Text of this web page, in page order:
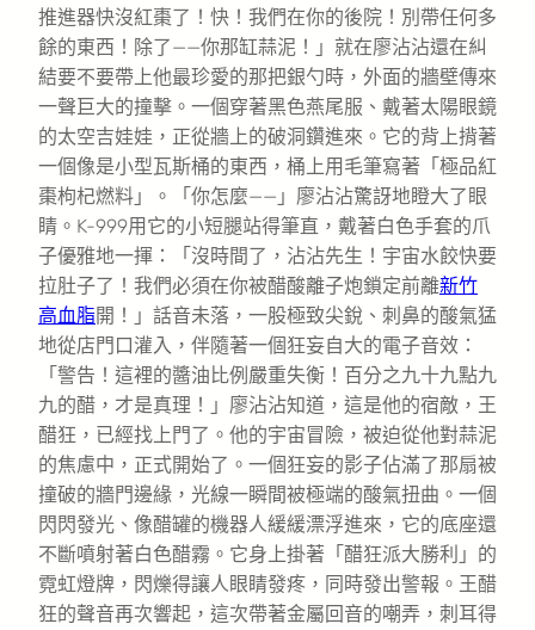
推進器快沒紅棗了！快！我們在你的後院！別帶任何多
餘的東西！除了——你那缸蒜泥！」就在廖沾沾還在糾
結要不要帶上他最珍愛的那把銀勺時，外面的牆壁傳來
一聲巨大的撞擊。一個穿著黑色燕尾服、戴著太陽眼鏡
的太空吉娃娃，正從牆上的破洞鑽進來。它的背上揹著
一個像是小型瓦斯桶的東西，桶上用毛筆寫著「極品紅
棗枸杞燃料」。「你怎麼——」廖沾沾驚訝地瞪大了眼
睛。K-999用它的小短腿站得筆直，戴著白色手套的爪
子優雅地一揮：「沒時間了，沾沾先生！宇宙水餃快要
拉肚子了！我們必須在你被醋酸離子炮鎖定前離新竹
高血脂開！」話音未落，一股極致尖銳、刺鼻的酸氣猛
地從店門口灌入，伴隨著一個狂妄自大的電子音效：
「警告！這裡的醬油比例嚴重失衡！百分之九十九點九
九的醋，才是真理！」廖沾沾知道，這是他的宿敵，王
醋狂，已經找上門了。他的宇宙冒險，被迫從他對蒜泥
的焦慮中，正式開始了。一個狂妄的影子佔滿了那扇被
撞破的牆門邊緣，光線一瞬間被極端的酸氣扭曲。一個
閃閃發光、像醋罐的機器人緩緩漂浮進來，它的底座還
不斷噴射著白色醋霧。它身上掛著「醋狂派大勝利」的
霓虹燈牌，閃爍得讓人眼睛發疼，同時發出警報。王醋
狂的聲音再次響起，這次帶著金屬回音的嘲弄，刺耳得